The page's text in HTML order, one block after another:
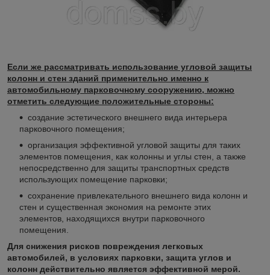
Если же рассматривать использование угловой защиты
колонн и стен зданий применительно именно к
автомобильному парковочному сооружению, можно
отметить следующие положительные стороны:
создание эстетического внешнего вида интерьера
парковочного помещения;
организация эффективной угловой защиты для таких
элементов помещения, как колонны и углы стен, а также
непосредственно для защиты транспортных средств
использующих помещение парковки;
сохранение привлекательного внешнего вида колонн и
стен и существенная экономия на ремонте этих
элементов, находящихся внутри парковочного
помещения.
Для снижения рисков повреждения легковых
автомобилей, в условиях парковки, защита углов и
колонн действительно является эффективной мерой.